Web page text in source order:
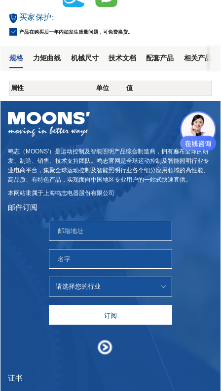
买家保护:
产品在购买后一年内如发生质量问题，可免费换货。
规格 力矩曲线 机械尺寸 技术文档 配套产品 相关产品
属性 单位 值
鸣志（MOONS'）是运动控制及智能照明产品综合制造商，拥有遍布全球的研
发、制造、销售、技术支持团队。鸣志官网是全球运动控制及智能照明行业专
业电商平台，集聚全球运动控制及智能照明行业各个细分应用领域的高性能、
高品质、有特色产品，实现面向中国地区专业用户的一站式快速直供。
本网站隶属于上海鸣志电器股份有限公司
邮件订阅
订阅
证书